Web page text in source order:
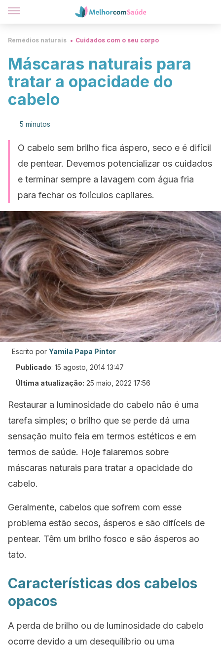
Remédios naturais Cuidados com o seu corpo
Máscaras naturais para
tratar a opacidade do
cabelo
5 minutos
O cabelo sem brilho fica áspero, seco e é difícil
de pentear. Devemos potencializar os cuidados
e terminar sempre a lavagem com água fria
para fechar os folículos capilares.
Escrito por Yamila Papa Pintor
Publicado: 15 agosto, 2014 13:47
Última atualização: 25 maio, 2022 17:56
Restaurar a luminosidade do cabelo não é uma
tarefa simples; o brilho que se perde dá uma
sensação muito feia em termos estéticos e em
termos de saúde. Hoje falaremos sobre
máscaras naturais para tratar a opacidade do
cabelo.
Geralmente, cabelos que sofrem com esse
problema estão secos, ásperos e são difíceis de
pentear. Têm um brilho fosco e são ásperos ao
tato.
Características dos cabelos
opacos
A perda de brilho ou de luminosidade do cabelo
ocorre devido a um desequilíbrio ou uma